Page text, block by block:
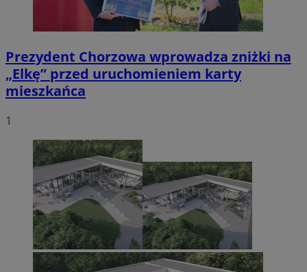
Prezydent Chorzowa wprowadza zniżki na
„Elkę” przed uruchomieniem karty
mieszkańca
1